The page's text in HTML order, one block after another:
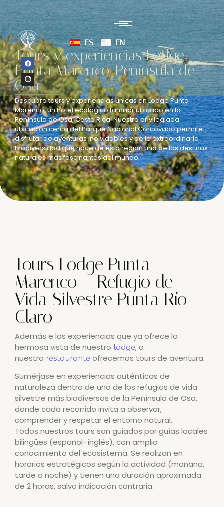
ES EN
Tours y experiencias Lodge
Punta Marenco, Península de
Osa
Descubra tours y experiencias únicas en Lodge Punta
Marenco, un hotel ecológico familiar ubicado en la
Península de Osa, Costa Rica. Nuestra privilegiada
ubicación cerca del Parque Nacional Corcovado permite
disfrutar de aventuras inolvidables y de la extraordinaria
biodiversidad que hace de esta región uno de los destinos
naturales más fascinantes del mundo.
Tours Lodge Punta
Marenco – Refugio de
Vida Silvestre Punta Río
Claro
Además e las experiencias que ya ofrece la
hermosa vista de nuestro lodge, o
nuestro restaurante ofrecemos tours de aventura.
Sumérjase en experiencias auténticas de
naturaleza dentro de uno de los refugios de vida
silvestre más biodiversos de la Península de Osa,
donde cada recorrido invita a observar,
comprender y respetar el entorno natural.
Todos nuestros tours son guiados por guías locales
bilingües (español–inglés), con amplio
conocimiento del ecosistema. Se realizan en
horarios estratégicos según la actividad (mañana,
tarde o noche) y tienen una duración aproximada
de 2 horas, salvo indicación contraria.